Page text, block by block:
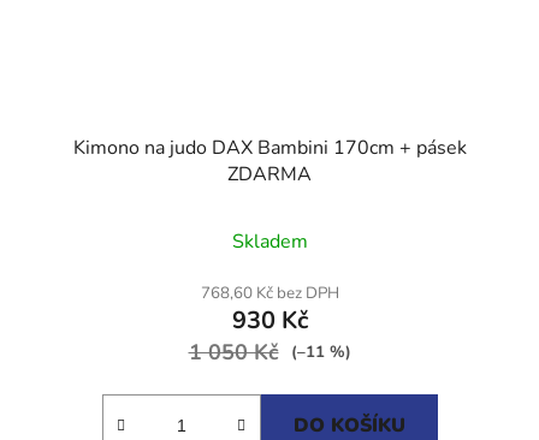
Kimono na judo DAX Bambini 170cm + pásek
ZDARMA
hodnocení
produktu
je
4,5
Skladem
768,60 Kč bez DPH
930 Kč
1 050 Kč (–11 %)
DO KOŠÍKU